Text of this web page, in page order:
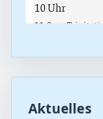
Aktuelles